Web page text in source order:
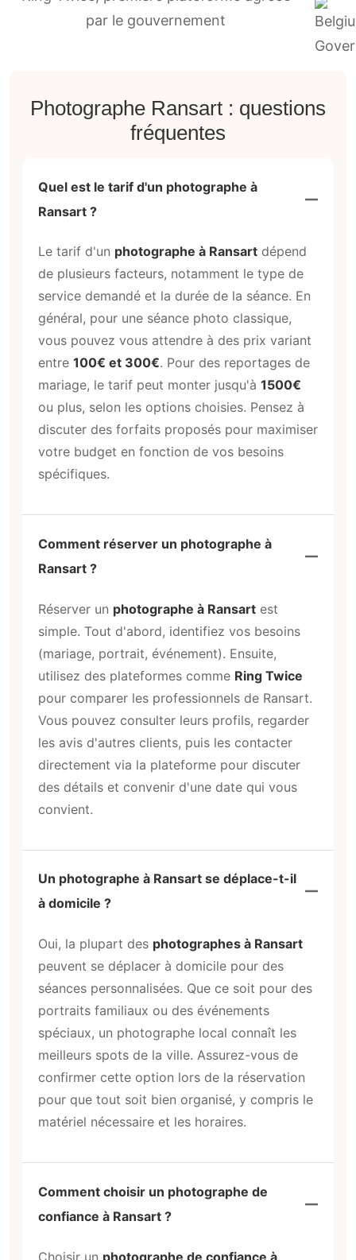
par le gouvernement
Photographe Ransart : questions
fréquentes
Quel est le tarif d'un photographe à
Ransart ?
Le tarif d'un photographe à Ransart dépend
de plusieurs facteurs, notamment le type de
service demandé et la durée de la séance. En
général, pour une séance photo classique,
vous pouvez vous attendre à des prix variant
entre 100€ et 300€. Pour des reportages de
mariage, le tarif peut monter jusqu'à 1500€
ou plus, selon les options choisies. Pensez à
discuter des forfaits proposés pour maximiser
votre budget en fonction de vos besoins
spécifiques.
Comment réserver un photographe à
Ransart ?
Réserver un photographe à Ransart est
simple. Tout d'abord, identifiez vos besoins
(mariage, portrait, événement). Ensuite,
utilisez des plateformes comme Ring Twice
pour comparer les professionnels de Ransart.
Vous pouvez consulter leurs profils, regarder
les avis d'autres clients, puis les contacter
directement via la plateforme pour discuter
des détails et convenir d'une date qui vous
convient.
Un photographe à Ransart se déplace-t-il
à domicile ?
Oui, la plupart des photographes à Ransart
peuvent se déplacer à domicile pour des
séances personnalisées. Que ce soit pour des
portraits familiaux ou des événements
spéciaux, un photographe local connaît les
meilleurs spots de la ville. Assurez-vous de
confirmer cette option lors de la réservation
pour que tout soit bien organisé, y compris le
matériel nécessaire et les horaires.
Comment choisir un photographe de
confiance à Ransart ?
Choisir un photographe de confiance à